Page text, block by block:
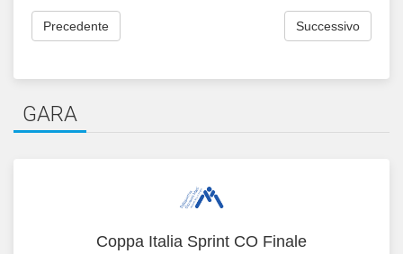
Precedente Successivo
GARA
Coppa Italia Sprint CO Finale